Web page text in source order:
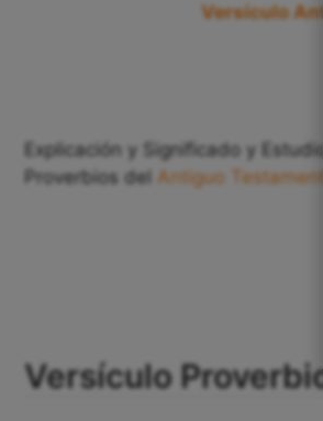
Versículo
Explicación y Significado y
Proverbios del Antiguo
Versículo